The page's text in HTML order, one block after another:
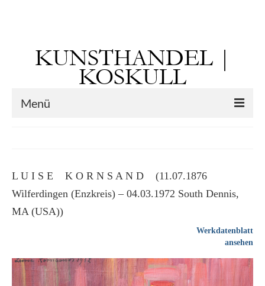
KUNSTHANDEL |
KOSKULL
Menü
Georg Otto Forster (01.08.1791 Sausenheim
– 02.06.1851 ebd.)
Leonhard Heinrich Hessel
L U I S E K O R N S A N D (11.07.1876
Wilferdingen (Enzkreis) – 04.03.1972 South Dennis,
MA (USA))
Werkdatenblatt
ansehen